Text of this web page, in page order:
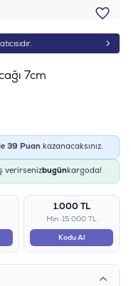
7cm
39 Puan kazanacaksınız.
verirsenizbugünkargoda!
1.000 TL
Min: 15.000 TL
Kodu Al